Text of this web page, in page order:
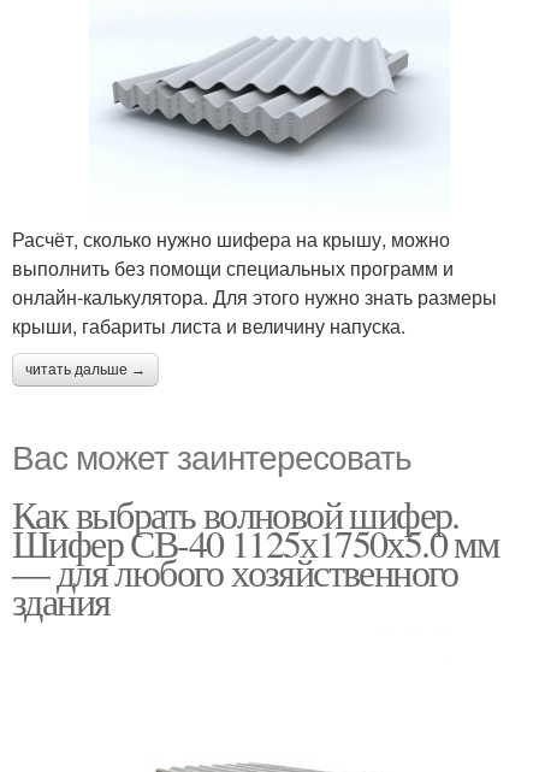
Расчёт, сколько нужно шифера на крышу, можно
выполнить без помощи специальных программ и
онлайн-калькулятора. Для этого нужно знать размеры
крыши, габариты листа и величину напуска.
читать дальше →
Вас может заинтересовать
Как выбрать волновой шифер.
Шифер СВ-40 1125х1750х5.0 мм
— для любого хозяйственного
здания